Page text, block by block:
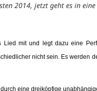
2014, jetzt geht es in eine
Lied mit und legt dazu eine
nicht sein. Es werden
eine dreiköpfige